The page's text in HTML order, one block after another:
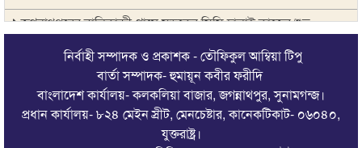
জগন্নাথপুরের বালিকান্দী গ্রামে সড়কের সিসি ঢালাই কাজের শুভ
উদ্বোধন
সিলেট রেঞ্জের মধ্যে শ্রেষ্ট অফিসার হিসেবে সম্মাননাপত্র গ্রহন করেন
দিরাই থানার ওসি মোঃ আমিনুল ইসলাম
জগন্নাথপুরে সানোয়ার হাসান সুনুকে নিয়ে কুরুচিপূর্ণ মন্তব্যের নিন্দা পৌর
নির্বাহী সম্পাদক ও প্রকাশক - তৌফিকুল আম্বিয়া টিপু
বার্তা সম্পাদক- হুমায়ূন কবীর ফরীদি
বাংলাদেশ কার্যালয়- কলকলিয়া বাজার, জগন্নাথপুর, সুনামগন্জ।
প্রধান কার্যালয়- ৮২৪ মেইন স্রীট, মেনচেষ্টার, কানেকটিকাট- ০৬০৪০,
যুক্তরাষ্ট্র।